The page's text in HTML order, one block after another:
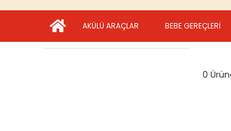
AKÜLÜ ARAÇLAR BEBE GEREÇLERİ
0